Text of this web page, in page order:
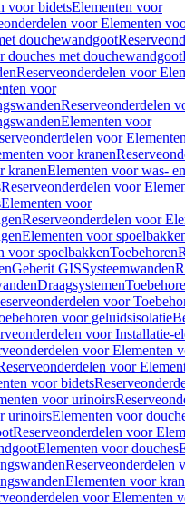
voor bidetsElementen voor
voor Elementen
douchewandgoot
douches met douchewandgoot
Reserveonderdelen voor
voor
Reserveonderdelen
Elementen voor
voor
voor kranen
kranenElementen voor was- en
Reserveonderdelen voor
Elementen voor
Reserveonderdelen voor
Elementen voor
voor spoelbakkenToebehoren
Geberit GISSysteemwanden
Draagsystemen
voor
voor geluidsisolatie
voor Installatie-
voor Elementen
voor
voor bidets
voor urinoirs
urinoirsElementen voor
Reserveonderdelen voor
Elementen voor douches
Reserveonderdelen
Elementen voor
voor Elementen